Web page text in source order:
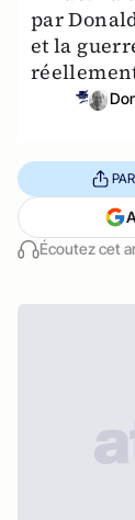
par
et la
Écoutez cet